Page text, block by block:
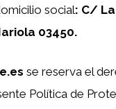
social: C/ La
03450.
se reserva el
Política de